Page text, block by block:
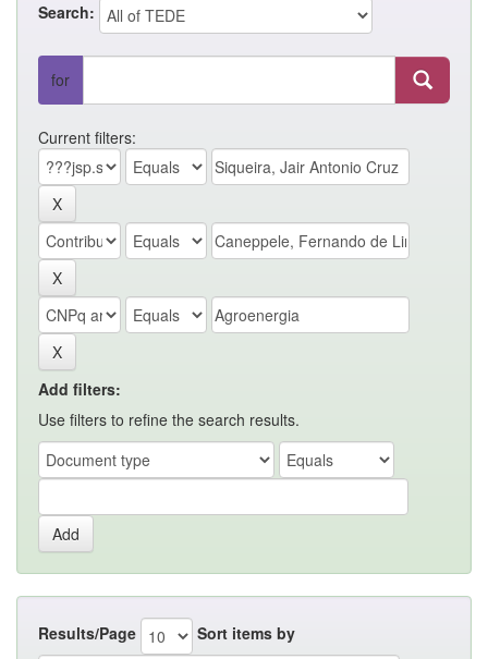
Search:
for
Current filters:
Add filters:
Use filters to refine the search results.
Results/Page Sort items by